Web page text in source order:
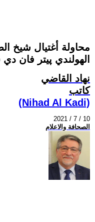
محاولة أغتيال شيخ
الهولندي پيتر فان
نهاد القاضي
كاتب
(Nihad Al Kadi)
2021 / 7 / 10
الصحافة والاعلام